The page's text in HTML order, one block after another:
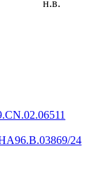
н.в.
24